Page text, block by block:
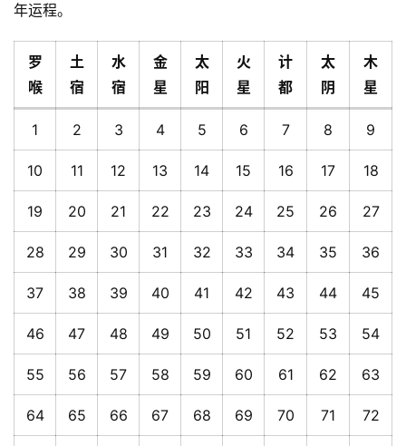
年运程。
罗
喉
土
宿
水
宿
金
星
太
阳
火
星
计
都
太
阴
木
星
1 2 3 4 5 6 7 8 9
10 11 12 13 14 15 16 17 18
19 20 21 22 23 24 25 26 27
28 29 30 31 32 33 34 35 36
37 38 39 40 41 42 43 44 45
46 47 48 49 50 51 52 53 54
55 56 57 58 59 60 61 62 63
64 65 66 67 68 69 70 71 72